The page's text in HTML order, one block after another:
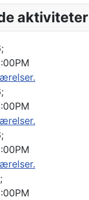
aktiviteter
;
;
;
;